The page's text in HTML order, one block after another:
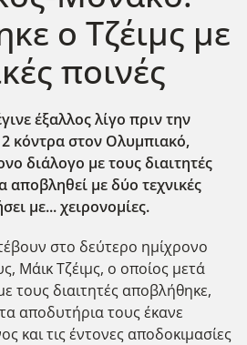
ο Τζέιμς με
ποινές
έξαλλος λίγο πριν την
κόντρα στον Ολυμπιακό,
διάλογο με τους διαιτητές
αποβληθεί με δύο τεχνικές
με... χειρονομίες.
στο δεύτερο ημίχρονο
Μάικ Τζέιμς, ο οποίος μετά
τους διαιτητές αποβλήθηκε,
αποδυτήρια τους έκανε
και τις έντονες αποδοκιμασίες